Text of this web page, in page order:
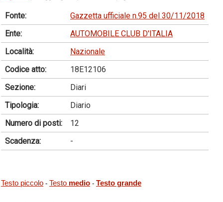
Fonte:
Gazzetta ufficiale n.95 del 30/11/2018
Ente:
AUTOMOBILE CLUB D'ITALIA
Località:
Nazionale
Codice atto:
18E12106
Sezione:
Diari
Tipologia:
Diario
Numero di posti:
12
Scadenza:
-
Testo piccolo - Testo medio - Testo grande